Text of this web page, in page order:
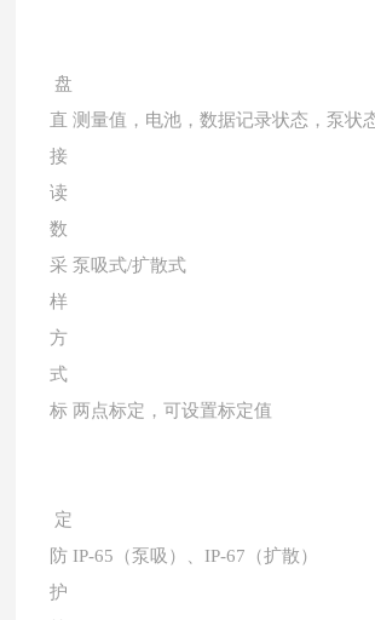
盘
直
接
读
数
测量值，电池，数据记录状态，泵状
采
样
方
式
泵吸式/扩散式
标
定
两点标定，可设置标定值
防
护
IP-65（泵吸）、IP-67（扩散）